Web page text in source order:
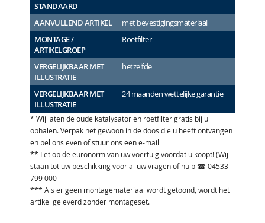
STANDAARD
AANVULLEND ARTIKEL
met bevestigingsmateriaal
MONTAGE /
ARTIKELGROEP
Roetfilter
VERGELIJKBAAR MET
ILLUSTRATIE
hetzelfde
VERGELIJKBAAR MET
ILLUSTRATIE
24 maanden wettelijke garantie
* Wij laten de oude katalysator en roetfilter gratis bij u
ophalen. Verpak het gewoon in de doos die u heeft ontvangen
en bel ons even of stuur ons een e-mail
** Let op de euronorm van uw voertuig voordat u koopt! (Wij
staan tot uw beschikking voor al uw vragen of hulp ☎ 04533
799 000
*** Als er geen montagemateriaal wordt getoond, wordt het
artikel geleverd zonder montageset.